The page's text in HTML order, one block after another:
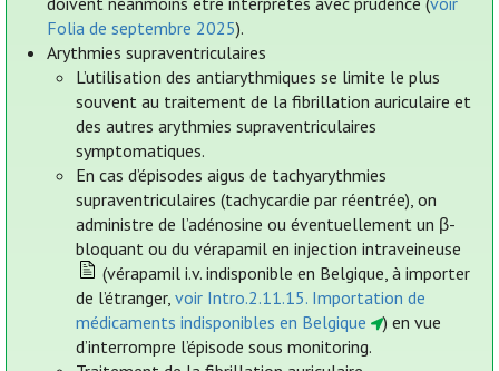
Folia de septembre 2025).
Arythmies supraventriculaires
L’utilisation des antiarythmiques se limite le plus
souvent au traitement de la fibrillation auriculaire et
des autres arythmies supraventriculaires
symptomatiques.
En cas d’épisodes aigus de tachyarythmies
supraventriculaires (tachycardie par réentrée), on
administre de l’adénosine ou éventuellement un β-
bloquant ou du vérapamil en injection intraveineuse
(vérapamil i.v. indisponible en Belgique, à importer
de l’étranger,voir Intro.2.11.15. Importation de
médicaments indisponibles en Belgique
) en vue
d’interrompre l’épisode sous monitoring.